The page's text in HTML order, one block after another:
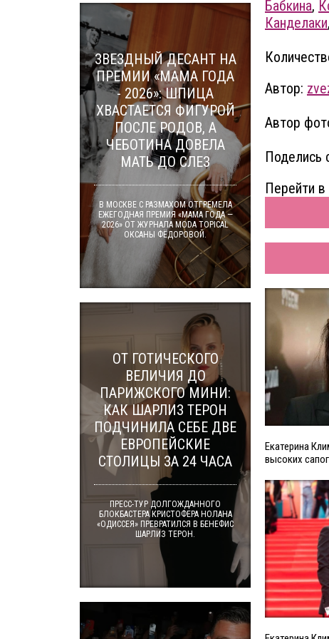
Бабкина,
Канделаки,
Автор:
Автор
Поделись
Перейти
Екатерина
высоких
ЗВЕЗДНЫЙ ДЕСАНТ НА
ПРЕМИИ «МАМА ГОДА
- 2026»: ШПИЦА
ХВАСТАЕТСЯ ФИГУРОЙ
ПОСЛЕ РОДОВ, А
ЧЕБОТИНА ДОВЕЛА
МАТЬ ДО СЛЕЗ
В МОСКВЕ С РАЗМАХОМ ОТГРЕМЕЛА
ЕЖЕГОДНАЯ ПРЕМИЯ «МАМА ГОДА —
2026» ОТ ЖУРНАЛА MODA TOPICAL
ОКСАНЫ ФЁДОРОВОЙ.
ОТ ГОТИЧЕСКОГО
ВЕЛИЧИЯ ДО
ПАРИЖСКОГО МИНИ:
КАК ШАРЛИЗ ТЕРОН
ПОДЧИНИЛА СЕБЕ ДВЕ
ЕВРОПЕЙСКИЕ
СТОЛИЦЫ ЗА 24 ЧАСА
ПРЕСС-ТУР ДОЛГОЖДАННОГО
БЛОКБАСТЕРА КРИСТОФЕРА НОЛАНА
«ОДИССЕЯ» ПРЕВРАТИЛСЯ В БЕНЕФИС
ШАРЛИЗ ТЕРОН.